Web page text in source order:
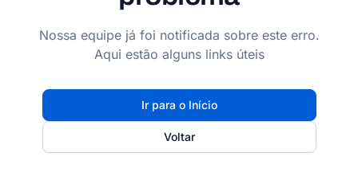
Nossa equipe já foi notificada sobre este erro.
Aqui estão alguns links úteis
Ir para o Início
Voltar